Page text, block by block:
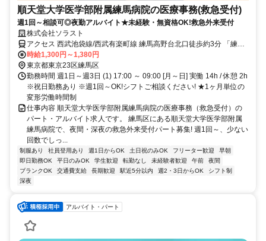
順天堂大学医学部附属練馬病院の医療事務(救急受付)
週1回～相談可◎夜勤アルバイト★未経験・無資格OK!救急外来受付
株式会社ソラスト
アクセス 西武池袋線/西武有楽町線 練馬高野台北口徒歩約3分 「練馬
高野台駅」徒歩3分
時給1,300円～1,380円
東京都東京23区練馬区
勤務時間 週1日～週3日 (1) 17:00 ～ 09:00 [月～日] 実働 14h / 休憩 2h
※祝日勤務あり ※週1回～OK!シフトご相談ください! ★1ヶ月単位の
変形労働時間制
仕事内容 順天堂大学医学部附属練馬病院の医療事務（救急受付）の
パート・アルバイト求人です。 練馬区にある順天堂大学医学部附属
練馬病院で、夜間・深夜の救急外来受付パート募集! 週1回～、少ない
回数でしっ...
制服あり 社員登用あり 週1日からOK 土日祝のみOK フリーター歓迎
早朝
即日勤務OK
平日のみOK 学生歓迎 転勤なし 未経験者歓迎 午前
夜間
ブランクOK
交通費支給 長期歓迎 駅近5分以内 週2・3日からOK
シフト制
深夜
アルバイト・パート